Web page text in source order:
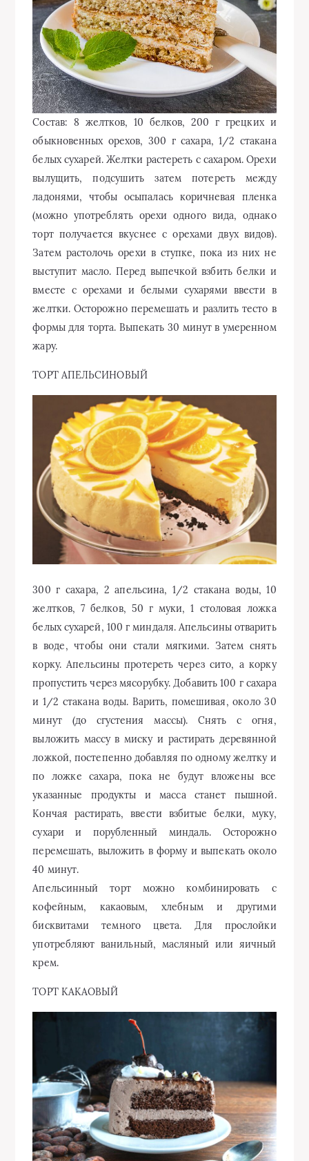
Состав: 8 желтков, 10 белков, 200 г грецких и
обыкновенных орехов, 300 г сахара, 1/2 стакана
белых сухарей. Желтки растереть с сахаром. Орехи
вылущить, подсушить затем потереть между
ладонями, чтобы осыпалась коричневая пленка
(можно употреблять орехи одного вида, однако
торт получается вкуснее с орехами двух видов).
Затем растолочь орехи в ступке, пока из них не
выступит масло. Перед выпечкой взбить белки и
вместе с орехами и белыми сухарями ввести в
желтки. Осторожно перемешать и разлить тесто в
формы для торта. Выпекать 30 минут в умеренном
жару.
ТОРТ АПЕЛЬСИНОВЫЙ
300 г сахара, 2 апельсина, 1/2 стакана воды, 10
желтков, 7 белков, 50 г муки, 1 столовая ложка
белых сухарей, 100 г миндаля. Апельсины отварить
в воде, чтобы они стали мягкими. Затем снять
корку. Апельсины протереть через сито, а корку
пропустить через мясорубку. Добавить 100 г сахара
и 1/2 стакана воды. Варить, помешивая, около 30
минут (до сгустения массы). Снять с огня,
выложить массу в миску и растирать деревянной
ложкой, постепенно добавляя по одному желтку и
по ложке сахара, пока не будут вложены все
указанные продукты и масса станет пышной.
Кончая растирать, ввести взбитые белки, муку,
сухари и порубленный миндаль. Осторожно
перемешать, выложить в форму и выпекать около
40 минут.
Апельсинный торт можно комбинировать с
кофейным, какаовым, хлебным и другими
бисквитами темного цвета. Для прослойки
употребляют ванильный, масляный или яичный
крем.
ТОРТ КАКАОВЫЙ